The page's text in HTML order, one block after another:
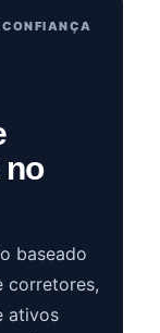
no
baseado
corretores,
ativos